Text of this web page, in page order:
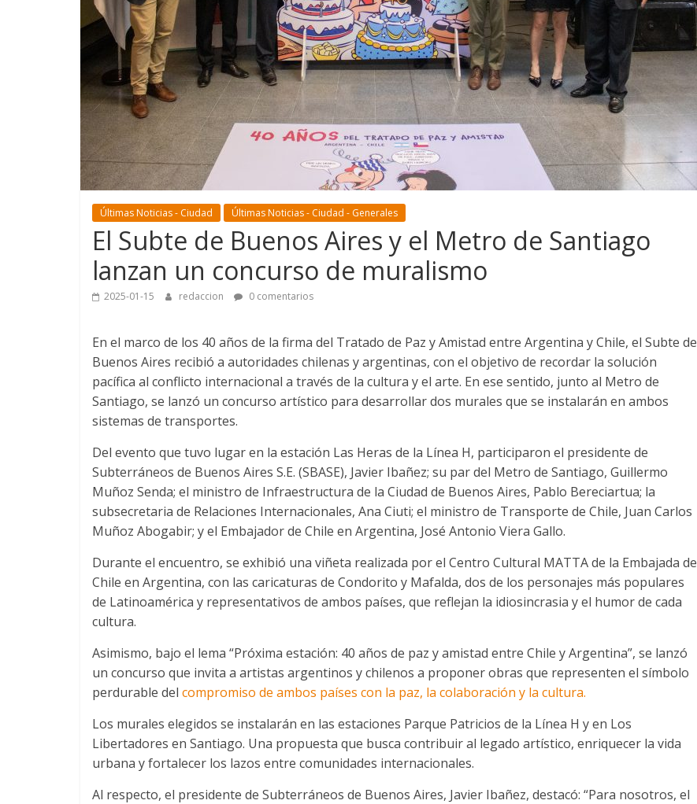
Últimas Noticias - Ciudad Últimas Noticias - Ciudad - Generales
El Subte de Buenos Aires y el Metro de Santiago
lanzan un concurso de muralismo
2025-01-15 redaccion 0 comentarios
En el marco de los 40 años de la firma del Tratado de Paz y Amistad entre Argentina y Chile, el Subte de
Buenos Aires recibió a autoridades chilenas y argentinas, con el objetivo de recordar la solución
pacífica al conflicto internacional a través de la cultura y el arte. En ese sentido, junto al Metro de
Santiago, se lanzó un concurso artístico para desarrollar dos murales que se instalarán en ambos
sistemas de transportes.
Del evento que tuvo lugar en la estación Las Heras de la Línea H, participaron el presidente de
Subterráneos de Buenos Aires S.E. (SBASE), Javier Ibañez; su par del Metro de Santiago, Guillermo
Muñoz Senda; el ministro de Infraestructura de la Ciudad de Buenos Aires, Pablo Bereciartua; la
subsecretaria de Relaciones Internacionales, Ana Ciuti; el ministro de Transporte de Chile, Juan Carlos
Muñoz Abogabir; y el Embajador de Chile en Argentina, José Antonio Viera Gallo.
Durante el encuentro, se exhibió una viñeta realizada por el Centro Cultural MATTA de la Embajada de
Chile en Argentina, con las caricaturas de Condorito y Mafalda, dos de los personajes más populares
de Latinoamérica y representativos de ambos países, que reflejan la idiosincrasia y el humor de cada
cultura.
Asimismo, bajo el lema “Próxima estación: 40 años de paz y amistad entre Chile y Argentina”, se lanzó
un concurso que invita a artistas argentinos y chilenos a proponer obras que representen el símbolo
perdurable del compromiso de ambos países con la paz, la colaboración y la cultura.
Los murales elegidos se instalarán en las estaciones Parque Patricios de la Línea H y en Los
Libertadores en Santiago. Una propuesta que busca contribuir al legado artístico, enriquecer la vida
urbana y fortalecer los lazos entre comunidades internacionales.
Al respecto, el presidente de Subterráneos de Buenos Aires, Javier Ibañez, destacó: “Para nosotros, el